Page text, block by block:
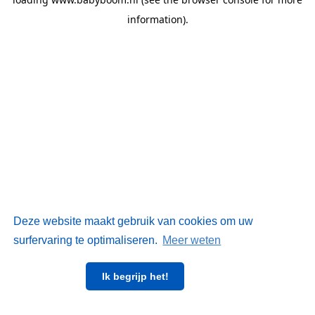
Deze website maakt gebruik van cookies om uw
surfervaring te optimaliseren. Meer weten
Ik begrijp het!
information).